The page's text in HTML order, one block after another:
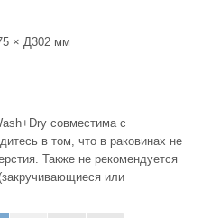
× Д302 мм
совместима с
в том, что в раковинах не
Также не рекомендуется
или